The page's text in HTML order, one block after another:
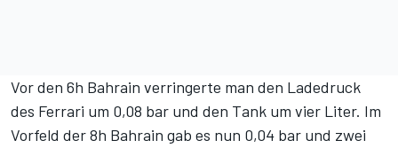
Vor den 6h Bahrain verringerte man den Ladedruck
des Ferrari um 0,08 bar und den Tank um vier Liter. Im
Vorfeld der 8h Bahrain gab es nun 0,04 bar und zwei